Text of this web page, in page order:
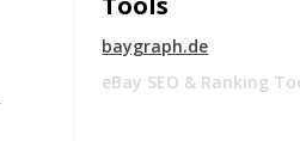
baygraph.de
eBay SEO & Ranking